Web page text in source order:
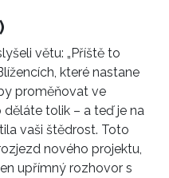
větu: „Příště to
které nastane
proměňovat ve
tolik – a teď je na
vaši štědrost. Toto
nového projektu,
upřímný rozhovor s